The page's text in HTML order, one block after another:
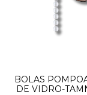
BOLAS
DE VIDRO-